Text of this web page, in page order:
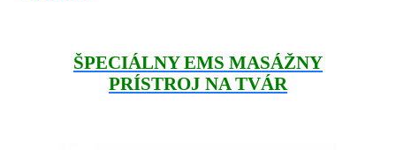
ŠPECIÁLNY EMS MASÁŽNY
PRÍSTROJ NA TVÁR